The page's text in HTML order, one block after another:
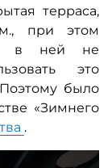
терраса,
при этом
в ней не
это
было
«Зимнего
.